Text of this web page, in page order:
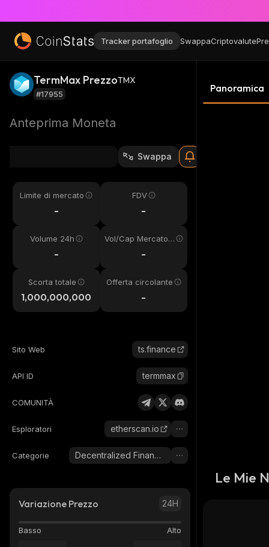
Tracker portafoglio SwappaCriptovalute
TermMax PrezzoTMX
#17955
Anteprima Moneta
Swappa
Limite di mercato
-
FDV
-
Volume 24h
-
Vol/Cap Mercato
-
Scorta totale
1,000,000,000
Offerta circolante
-
Sito Web ts.finance
API ID termmax
COMUNITÀ
Esploratori etherscan.io
Categorie Decentralized Finance (DeFi)
Variazione Prezzo 24H
Basso Alto
Panoramica
Le Mie